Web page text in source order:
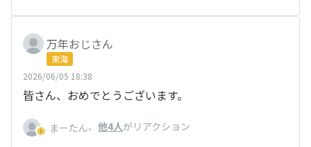
万年おじさん
東海
2026/06/05 18:38
皆さん、おめでとうございます。
まーたん、 他4人がリアクション